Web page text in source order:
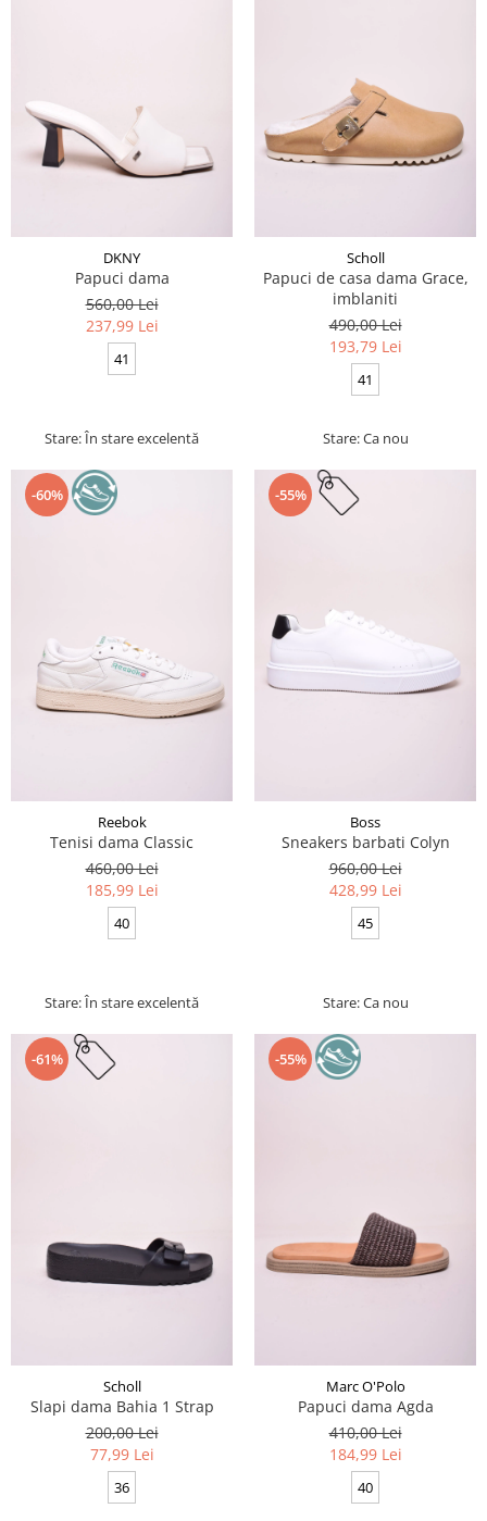
DKNY
Papuci dama
560,00 Lei
237,99 Lei
41
Stare: În stare excelentă
Scholl
Papuci de casa dama Grace,
imblaniti
490,00 Lei
193,79 Lei
41
Stare: Ca nou
-60%
Reebok
Tenisi dama Classic
460,00 Lei
185,99 Lei
40
Stare: În stare excelentă
-55%
Boss
Sneakers barbati Colyn
960,00 Lei
428,99 Lei
45
Stare: Ca nou
-61%
Scholl
Slapi dama Bahia 1 Strap
200,00 Lei
77,99 Lei
36
-55%
Marc O'Polo
Papuci dama Agda
410,00 Lei
184,99 Lei
40